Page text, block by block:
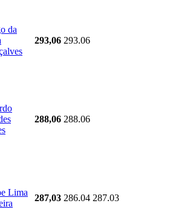
da
293,06 293.06
288,06 288.06
Lima
287,03 286.04 287.03